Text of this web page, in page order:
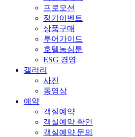
프로모션
정기이벤트
상품구매
투어가이드
호텔농심툰
ESG 경영
갤러리
사진
동영상
예약
객실예약
객실예약 확인
객실예약 문의